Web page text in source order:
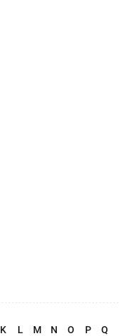
K L M N O P Q